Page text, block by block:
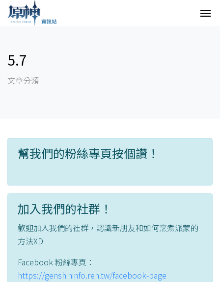
5.7
文章分類
幫我們的粉絲專頁按個讚！
加入我們的社群！
歡迎加入我們的社群，認識新朋友和如何烹煮派蒙的
方法XD
Facebook 粉絲專頁：
https://genshininfo.reh.tw/facebook-page